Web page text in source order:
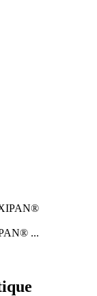
...